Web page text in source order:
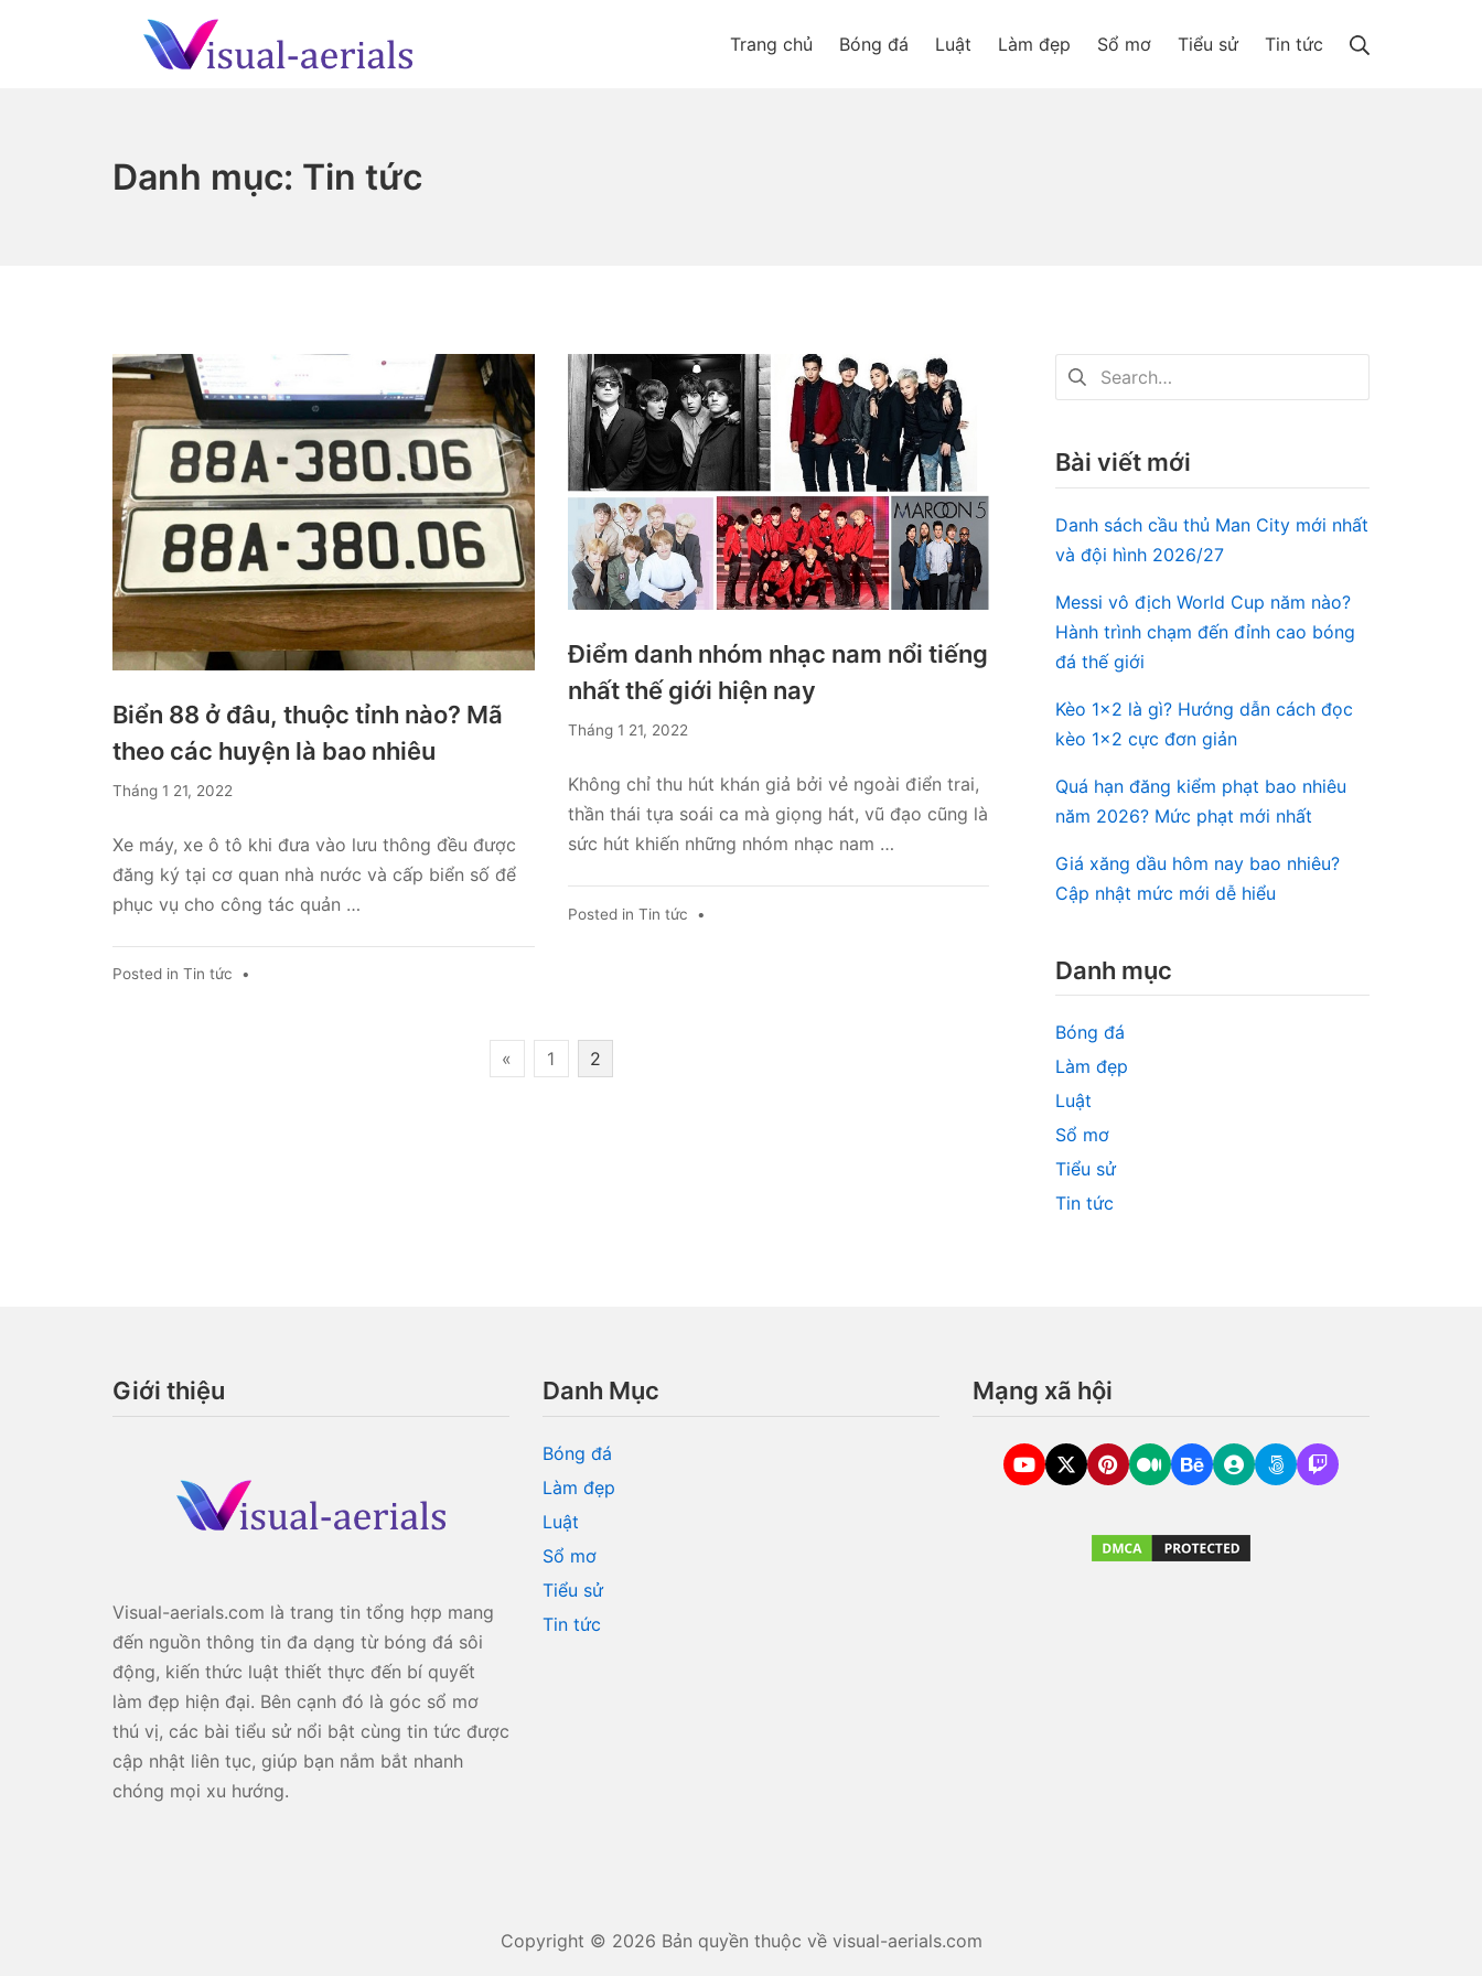
Trang chủ Bóng đá Luật Làm đẹp Sổ mơ Tiểu sử Tin tức
Danh mục: Tin tức
Biển 88 ở đâu, thuộc tỉnh nào? Mã
theo các huyện là bao nhiêu
Tháng 1 21, 2022
Xe máy, xe ô tô khi đưa vào lưu thông đều được
đăng ký tại cơ quan nhà nước và cấp biển số để
phục vụ cho công tác quản …
Posted in Tin tức •
Điểm danh nhóm nhạc nam nổi tiếng
nhất thế giới hiện nay
Tháng 1 21, 2022
Không chỉ thu hút khán giả bởi vẻ ngoài điển trai,
thần thái tựa soái ca mà giọng hát, vũ đạo cũng là
sức hút khiến những nhóm nhạc nam …
Posted in Tin tức •
« 1 2
Tìm
kiếm
Bài viết mới
Danh sách cầu thủ Man City mới nhất
và đội hình 2026/27
Messi vô địch World Cup năm nào?
Hành trình chạm đến đỉnh cao bóng
đá thế giới
Kèo 1×2 là gì? Hướng dẫn cách đọc
kèo 1×2 cực đơn giản
Quá hạn đăng kiểm phạt bao nhiêu
năm 2026? Mức phạt mới nhất
Giá xăng dầu hôm nay bao nhiêu?
Cập nhật mức mới dễ hiểu
Danh mục
Bóng đá
Làm đẹp
Luật
Sổ mơ
Tiểu sử
Tin tức
Giới thiệu
Visual-aerials.com là trang tin tổng hợp mang
đến nguồn thông tin đa dạng từ bóng đá sôi
động, kiến thức luật thiết thực đến bí quyết
làm đẹp hiện đại. Bên cạnh đó là góc sổ mơ
thú vị, các bài tiểu sử nổi bật cùng tin tức được
cập nhật liên tục, giúp bạn nắm bắt nhanh
chóng mọi xu hướng.
Danh Mục
Bóng đá
Làm đẹp
Luật
Sổ mơ
Tiểu sử
Tin tức
Mạng xã hội
Copyright © 2026 Bản quyền thuộc về visual-aerials.com